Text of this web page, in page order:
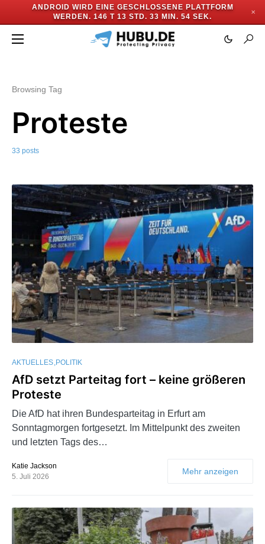
ANDROID WIRD EINE GESCHLOSSENE PLATTFORM
WERDEN. 146 T 13 STD. 33 MIN. 52 SEK.
✕
Browsing Tag
Proteste
33 posts
AKTUELLES POLITIK
AfD setzt Parteitag fort – keine größeren
Proteste
Die AfD hat ihren Bundesparteitag in Erfurt am
Sonntagmorgen fortgesetzt. Im Mittelpunkt des zweiten
und letzten Tags des…
Katie Jackson
5. Juli 2026
Mehr anzeigen